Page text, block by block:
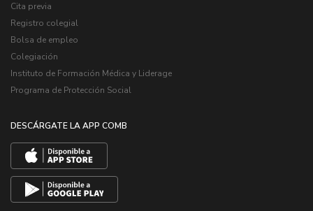
Cita previa
Registro colegial
Bolsa de empleo
Colegiación
Instituto de Formación Médica y Liderage
Programa de Protección Social
DESCÁRGATE LA APP COMB